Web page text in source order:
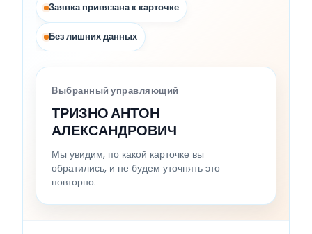
Заявка привязана к карточке
Без лишних данных
Выбранный управляющий
ТРИЗНО АНТОН
АЛЕКСАНДРОВИЧ
Мы увидим, по какой карточке вы
обратились, и не будем уточнять это
повторно.